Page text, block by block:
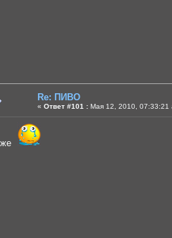
Re: ПИВО
« Ответ #101 : Мая 12, 2010, 07:33:21